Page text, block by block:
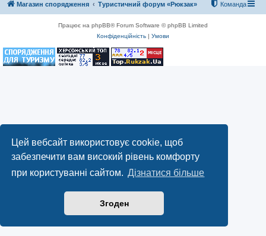
Цей вебсайт використовує cookie, щоб
забезпечити вам високий рівень комфорту
при користуванні сайтом. Дізнатися більше
Згоден
Магазин спорядження Туристичний форум «Рюкзак» Команда
Працює на phpBB® Forum Software © phpBB Limited
Конфіденційність | Умови